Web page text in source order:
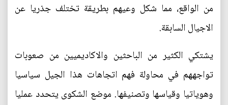
من الواقع، مما شكل وعيهم بطريقة تختلف جذريا عن
الاجيال السابقة.
يشتكي الكثير من الباحثين والاكاديميين من صعوبات
تواجههم في محاولة فهم اتجاهات هذا الجيل سياسيا
وهوياتيا وقياسها وتصنيفها. موضع الشكوى يتحدد عمليا